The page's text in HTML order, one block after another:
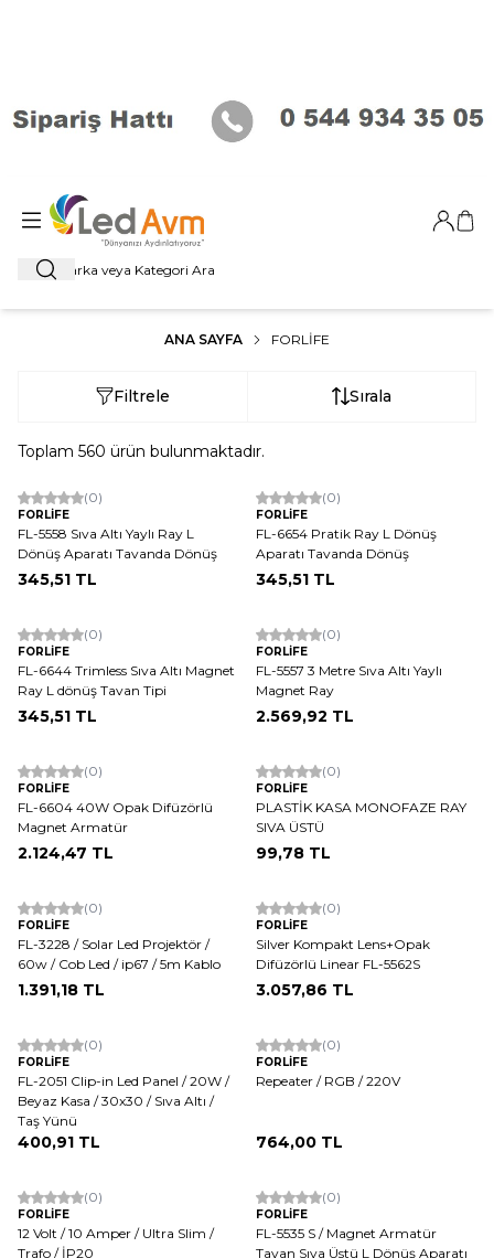
Ara
Giriş
ANA SAYFA FORLİFE
Filtrele Sırala
Toplam 560 ürün bulunmaktadır.
(0)
FORLİFE
FL-5558 Sıva Altı Yaylı Ray L
Dönüş Aparatı Tavanda Dönüş
345,51 TL
(0)
FORLİFE
FL-6654 Pratik Ray L Dönüş
Aparatı Tavanda Dönüş
345,51 TL
(0)
FORLİFE
FL-6644 Trimless Sıva Altı Magnet
Ray L dönüş Tavan Tipi
345,51 TL
(0)
FORLİFE
FL-5557 3 Metre Sıva Altı Yaylı
Magnet Ray
2.569,92 TL
(0)
FORLİFE
FL-6604 40W Opak Difüzörlü
Magnet Armatür
2.124,47 TL
(0)
FORLİFE
PLASTİK KASA MONOFAZE RAY
SIVA ÜSTÜ
99,78 TL
(0)
FORLİFE
FL-3228 / Solar Led Projektör /
60w / Cob Led / ip67 / 5m Kablo
1.391,18 TL
(0)
FORLİFE
Silver Kompakt Lens+Opak
Difüzörlü Linear FL-5562S
3.057,86 TL
(0)
FORLİFE
FL-2051 Clip-in Led Panel / 20W /
Beyaz Kasa / 30x30 / Sıva Altı /
Taş Yünü
400,91 TL
(0)
FORLİFE
Repeater / RGB / 220V
764,00 TL
(0)
FORLİFE
12 Volt / 10 Amper / Ultra Slim /
Trafo / İP20
(0)
FORLİFE
FL-5535 S / Magnet Armatür
Tavan Sıva Üstü L Dönüş Aparatı